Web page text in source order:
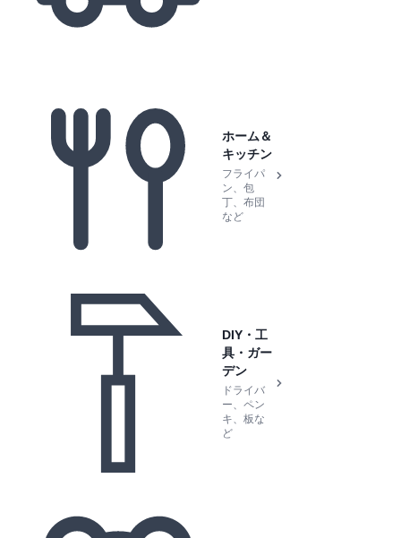
ホーム＆
キッチン
フライパ
ン、包
丁、布団
など
DIY・工
具・ガー
デン
ドライバ
ー、ペン
キ、板な
ど